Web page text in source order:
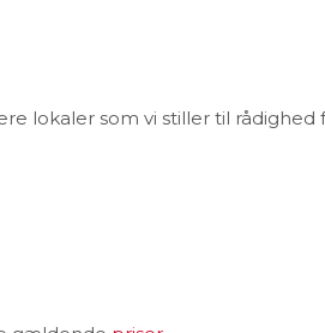
lokaler som vi stiller til